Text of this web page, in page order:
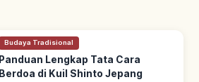
Budaya Tradisional
Panduan Lengkap Tata Cara
Berdoa di Kuil Shinto Jepang